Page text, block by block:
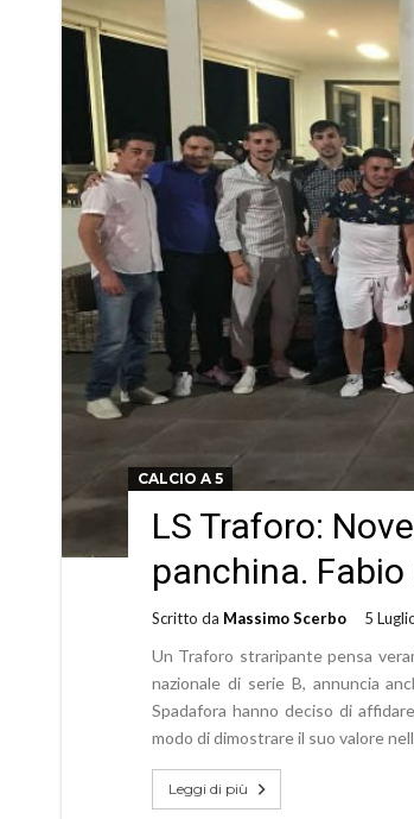
CALCIO A 5
LS Traforo:
panchina.
Scritto da Massimo Scerbo 5
Un Traforo straripante pensa
nazionale di serie B, annuncia
Spadafora hanno deciso di
modo di dimostrare il suo valore
Leggi di più